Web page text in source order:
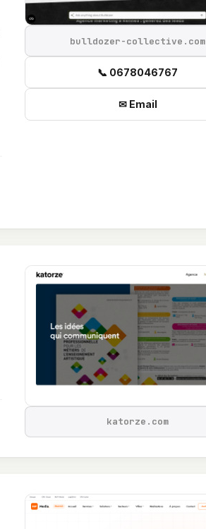
bulldozer-collective.com
📞 0678046767
✉ Email
katorze.com